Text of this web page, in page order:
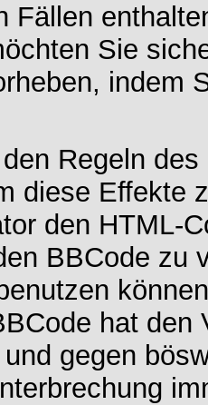
Fällen
Sie
indem
Regeln
diese Effekte
den HTML-
BBCode zu
hat
gegen